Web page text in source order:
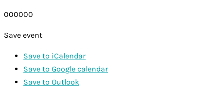
000000
Save event
Save to iCalendar
Save to Google calendar
Save to Outlook